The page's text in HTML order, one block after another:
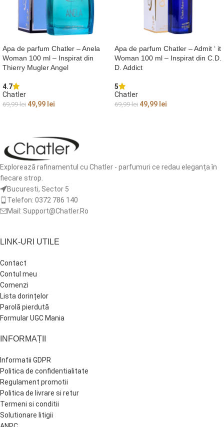
Apa de parfum Chatler – Anela
Woman 100 ml – Inspirat din
Thierry Mugler Angel
4.7
Chatler
69,99lei 49,99 lei
Apa de parfum Chatler – Admit ‘ it
Woman 100 ml – Inspirat din C.D.
D. Addict
5
Chatler
69,99lei 49,99 lei
Explorează rafinamentul cu Chatler - parfumuri ce redau eleganța în
fiecare strop.
Bucuresti, Sector 5
Telefon: 0372 786 140
Mail: Support@Chatler.Ro
LINK-URI UTILE
Contact
Contul meu
Comenzi
Lista dorințelor
Parolă pierdută
Formular UGC Mania
INFORMAȚII
Informatii GDPR
Politica de confidentialitate
Regulament promotii
Politica de livrare si retur
Termeni si conditii
Solutionare litigii